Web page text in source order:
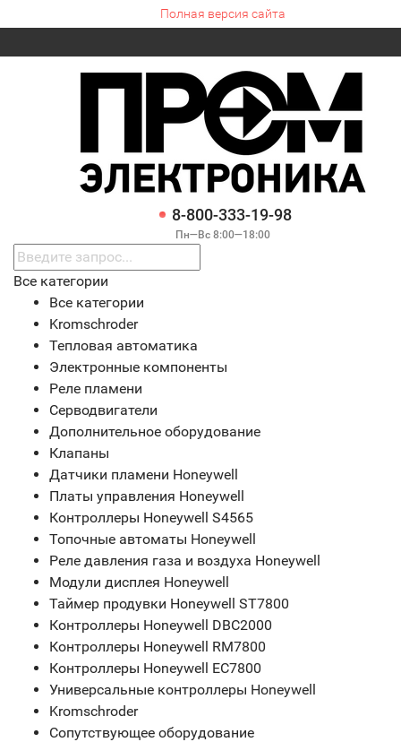
Полная версия сайта
8-800-333-19-98
Пн—Вс 8:00—18:00
Все категории
Все категории
Kromschroder
Тепловая автоматика
Электронные компоненты
Реле пламени
Серводвигатели
Дополнительное оборудование
Клапаны
Датчики пламени Honeywell
Платы управления Honeywell
Контроллеры Honeywell S4565
Топочные автоматы Honeywell
Реле давления газа и воздуха Honeywell
Модули дисплея Honeywell
Таймер продувки Honeywell ST7800
Контроллеры Honeywell DBC2000
Контроллеры Honeywell RM7800
Контроллеры Honeywell EC7800
Универсальные контроллеры Honeywell
Kromschroder
Сопутствующее оборудование